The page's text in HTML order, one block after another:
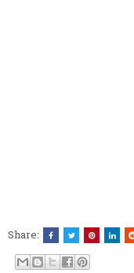
Share: